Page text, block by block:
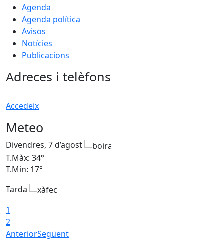
Agenda
Agenda política
Avisos
Notícies
Publicacions
Adreces i telèfons
Accedeix
Meteo
Divendres, 7 d’agost
T.Màx: 34°
T.Min: 17°
Tarda
1
2
AnteriorSegüent